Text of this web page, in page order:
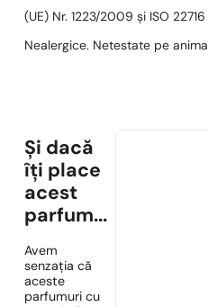
(UE) Nr. 1223/2009 și ISO 22716
Nealergice. Netestate pe
Și dacă
îți place
acest
parfum...
Avem
senzația că
aceste
parfumuri cu